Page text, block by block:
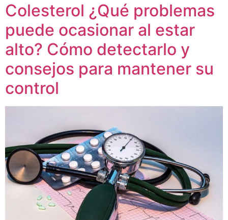
Colesterol ¿Qué problemas
puede ocasionar al estar
alto? Cómo detectarlo y
consejos para mantener su
control